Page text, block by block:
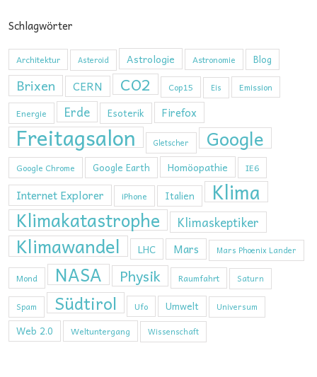
Schlagwörter
Architektur Asteroid Astrologie Astronomie Blog
Brixen CERN CO2 Cop15 Eis
Emission
Energie
Erde Esoterik Firefox
Freitagsalon Gletscher Google
Google Chrome Google Earth Homöopathie IE6
Internet Explorer iPhone Italien Klima
Klimakatastrophe Klimaskeptiker
Klimawandel LHC Mars Mars Phoenix Lander
Mond NASA Physik Raumfahrt Saturn
Spam Südtirol Ufo Umwelt Universum
Web 2.0 Weltuntergang Wissenschaft